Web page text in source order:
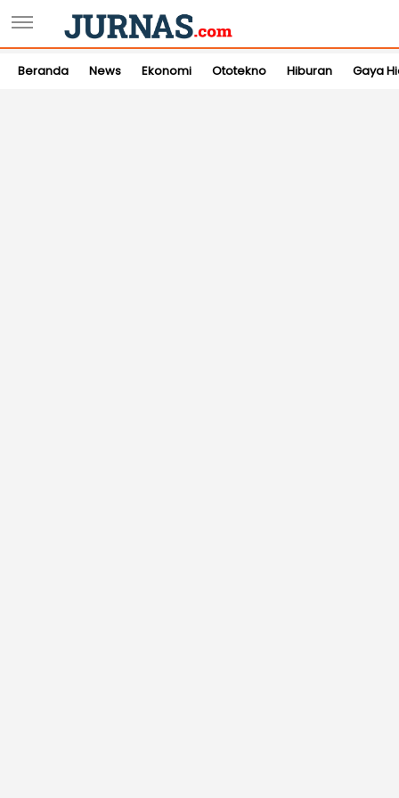
Beranda News Ekonomi Ototekno Hiburan Gaya